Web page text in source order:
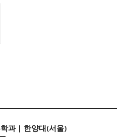
과 | 한양대(서울)